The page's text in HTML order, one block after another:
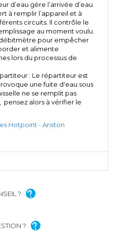
d’eau gère l’arrivée d’eau
à remplir l’appareil et à
circuits. Il contrôle le
au moment voulu.
pour empêcher
et alimente
lors du processus de
: Le répartiteur est
une fuite d'eau sous
ne se remplit pas
alors à vérifier le
Hotpoint - Ariston
?
?